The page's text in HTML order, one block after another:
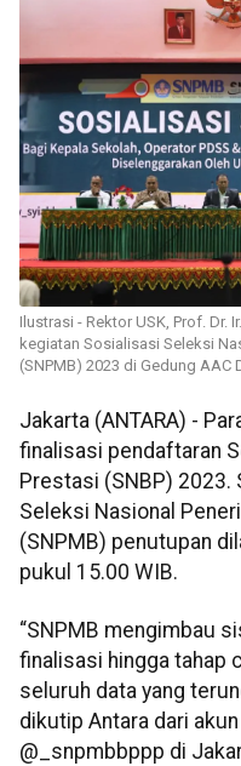
Ilustrasi - Rektor USK, Prof. Dr.
kegiatan Sosialisasi Seleksi
(SNPMB) 2023 di Gedung AAC
Jakarta (ANTARA) -
finalisasi pendaftaran
Prestasi (SNBP) 2023.
Seleksi Nasional
(SNPMB) penutupan
pukul 15.00 WIB.
“SNPMB mengimbau
finalisasi hingga tahap
seluruh data yang
dikutip Antara dari
@_snpmbbppp di